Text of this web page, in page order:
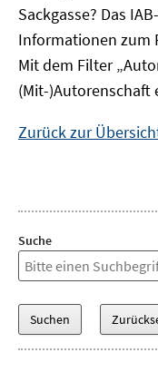
Sackgasse? Das
Informationen zum
Mit dem Filter
(Mit-)Autorenschaft
Zurück zur
Suche